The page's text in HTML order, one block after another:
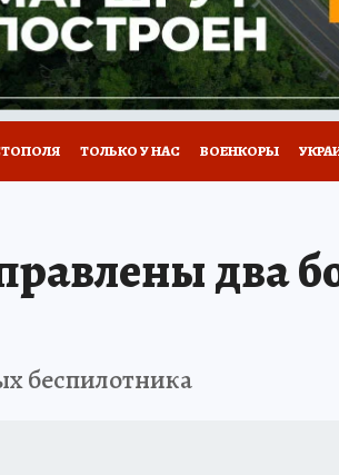
ТОЛЬКО У НАС ВОЕНКОРЫ
два
беспилотника